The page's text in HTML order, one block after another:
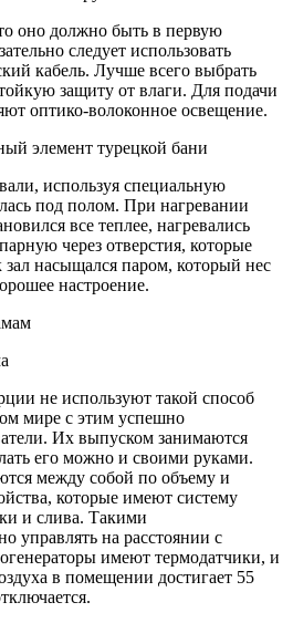
оно должно быть в первую
следует использовать
кабель. Лучше всего выбрать
защиту от влаги. Для подачи
оптико-волоконное освещение.
элемент турецкой бани
используя специальную
под полом. При нагревании
все теплее, нагревались
через отверстия, которые
насыщался паром, который нес
настроение.
не используют такой способ
мире с этим успешно
Их выпуском занимаются
его можно и своими руками.
между собой по объему и
которые имеют систему
и слива. Такими
управлять на расстоянии с
имеют термодатчики, и
в помещении достигает 55